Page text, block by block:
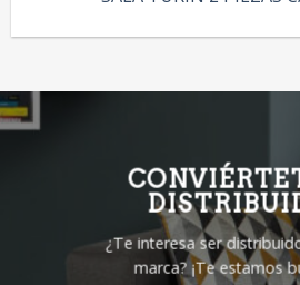
¿Te interesa ser
marca? ¡Te estamos